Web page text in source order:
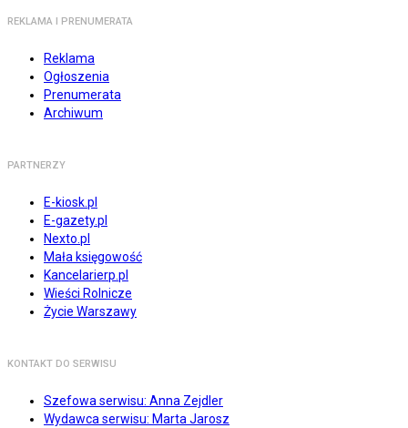
REKLAMA I PRENUMERATA
Reklama
Ogłoszenia
Prenumerata
Archiwum
PARTNERZY
E-kiosk.pl
E-gazety.pl
Nexto.pl
Mała księgowość
Kancelarierp.pl
Wieści Rolnicze
Życie Warszawy
KONTAKT DO SERWISU
Szefowa serwisu: Anna Zejdler
Wydawca serwisu: Marta Jarosz